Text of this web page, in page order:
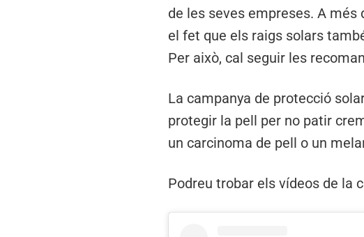
de les seves empreses. A més
el fet que els raigs solars
Per això, cal seguir les
La campanya de protecció
protegir la pell per no patir
un carcinoma de pell o un
Podreu trobar els vídeos de la